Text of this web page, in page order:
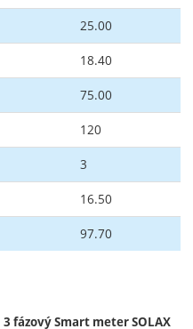
25.00
18.40
75.00
120
3
16.50
97.70
3 fázový Smart meter SOLAX